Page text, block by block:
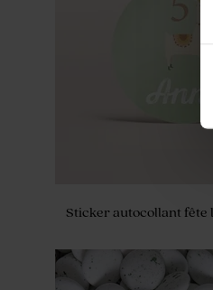
Sticker autocollant fête
Sticker autocollant fête